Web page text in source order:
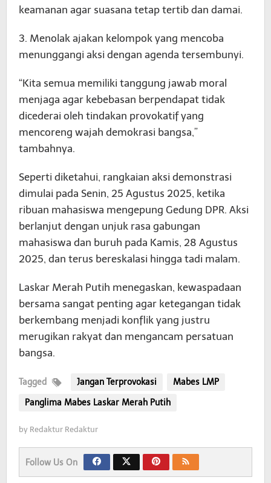
keamanan agar suasana tetap tertib dan damai.
3. Menolak ajakan kelompok yang mencoba
menunggangi aksi dengan agenda tersembunyi.
“Kita semua memiliki tanggung jawab moral
menjaga agar kebebasan berpendapat tidak
dicederai oleh tindakan provokatif yang
mencoreng wajah demokrasi bangsa,”
tambahnya.
Seperti diketahui, rangkaian aksi demonstrasi
dimulai pada Senin, 25 Agustus 2025, ketika
ribuan mahasiswa mengepung Gedung DPR. Aksi
berlanjut dengan unjuk rasa gabungan
mahasiswa dan buruh pada Kamis, 28 Agustus
2025, dan terus bereskalasi hingga tadi malam.
Laskar Merah Putih menegaskan, kewaspadaan
bersama sangat penting agar ketegangan tidak
berkembang menjadi konflik yang justru
merugikan rakyat dan mengancam persatuan
bangsa.
Tagged Jangan Terprovokasi
Mabes LMP
Panglima Mabes Laskar Merah Putih
by Redaktur Redaktur
Follow Us On